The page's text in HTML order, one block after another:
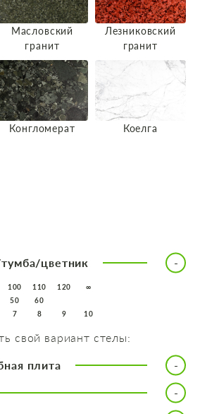
Масловский
гранит
Лезниковский
гранит
Конгломерат Коелга
цветник
100 110 120 ∞
50 60
7 8 9 10
свой вариант стелы:
плита